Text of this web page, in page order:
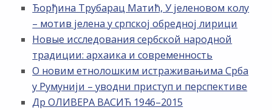
Ђорђина Трубарац Матић, У јеленовом колу
– мотив јелена у српској обредној лирици
Новые исследования сербской народной
традиции: архаика и современность
О новим етнолошким истраживањима Срба
у Румунији – уводни приступ и перспективе
Др ОЛИВЕРА ВАСИЋ 1946–2015